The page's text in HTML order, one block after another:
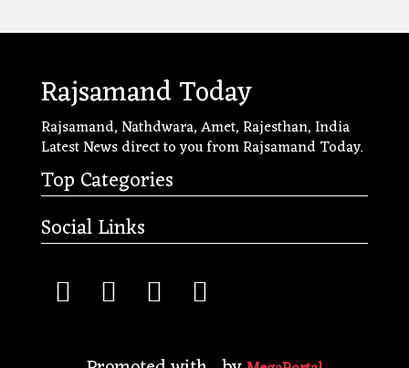
Rajsamand Today
Rajsamand, Nathdwara, Amet, Rajesthan, India
Latest News direct to you from Rajsamand Today.
Top Categories
Social Links